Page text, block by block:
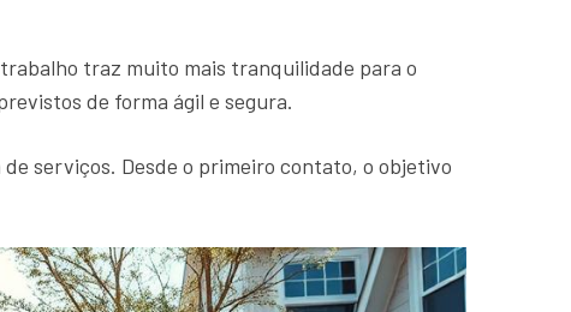
traz muito mais tranquilidade para o
de forma ágil e segura.
serviços. Desde o primeiro contato, o objetivo